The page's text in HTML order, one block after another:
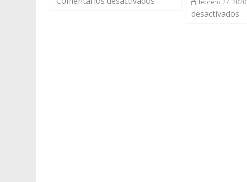
desactivados